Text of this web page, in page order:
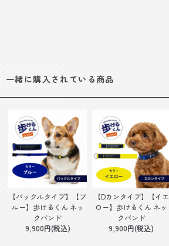
一緒に購入されている商品
【バックルタイプ】【ブ
ルー】歩けるくん ネッ
クバンド
9,900円(税込)
【Dカンタイプ】【イエ
ロー】歩けるくん ネッ
クバンド
9,900円(税込)